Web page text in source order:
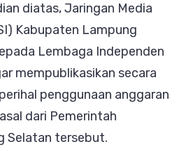
diatas, Jaringan Media
Kabupaten Lampung
Lembaga Independen
mempublikasikan secara
penggunaan anggaran
dari Pemerintah
Selatan tersebut.